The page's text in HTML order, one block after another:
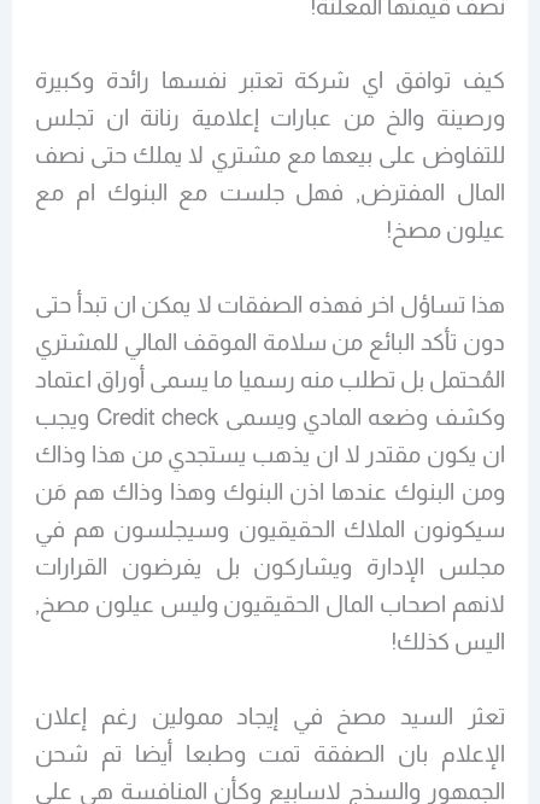
نصف قيمتها المعلنة!
كيف توافق اي شركة تعتبر نفسها رائدة وكبيرة
ورصينة والخ من عبارات إعلامية رنانة ان تجلس
للتفاوض على بيعها مع مشتري لا يملك حتى نصف
المال المفترض, فهل جلست مع البنوك ام مع
عيلون مصخ!
هذا تساؤل اخر فهذه الصفقات لا يمكن ان تبدأ حتى
دون تأكد البائع من سلامة الموقف المالي للمشتري
المُحتمل بل تطلب منه رسميا ما يسمى أوراق اعتماد
وكشف وضعه المادي ويسمى Credit check ويجب
ان يكون مقتدر لا ان يذهب يستجدي من هذا وذاك
ومن البنوك عندها اذن البنوك وهذا وذاك هم مَن
سيكونون الملاك الحقيقيون وسيجلسون هم في
مجلس الإدارة ويشاركون بل يفرضون القرارات
لانهم اصحاب المال الحقيقيون وليس عيلون مصخ,
اليس كذلك!
تعثر السيد مصخ في إيجاد ممولين رغم إعلان
الإعلام بان الصفقة تمت وطبعا أيضا تم شحن
الجمهور والسذج لاسابيع وكأن المنافسة هي على